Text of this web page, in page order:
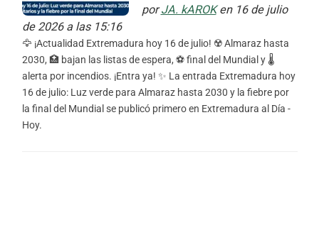
porJA. kAROKen 16 de julio
de 2026 a las 15:16
🦅 ¡Actualidad Extremadura hoy 16 de julio! ☢️ Almaraz hasta
2030, 🏥 bajan las listas de espera, ⚽ final del Mundial y 🌡️
alerta por incendios. ¡Entra ya! ✨ La entrada Extremadura hoy
16 de julio: Luz verde para Almaraz hasta 2030 y la fiebre por
la final del Mundial se publicó primero en Extremadura al Día -
Hoy.